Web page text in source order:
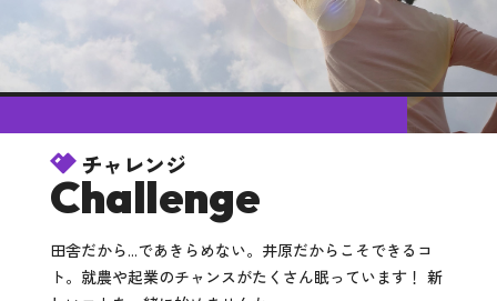
チャレンジ
Challenge
田舎だから...であきらめない。井原だからこそできるコ
ト。就農や起業のチャンスがたくさん眠っています！ 新